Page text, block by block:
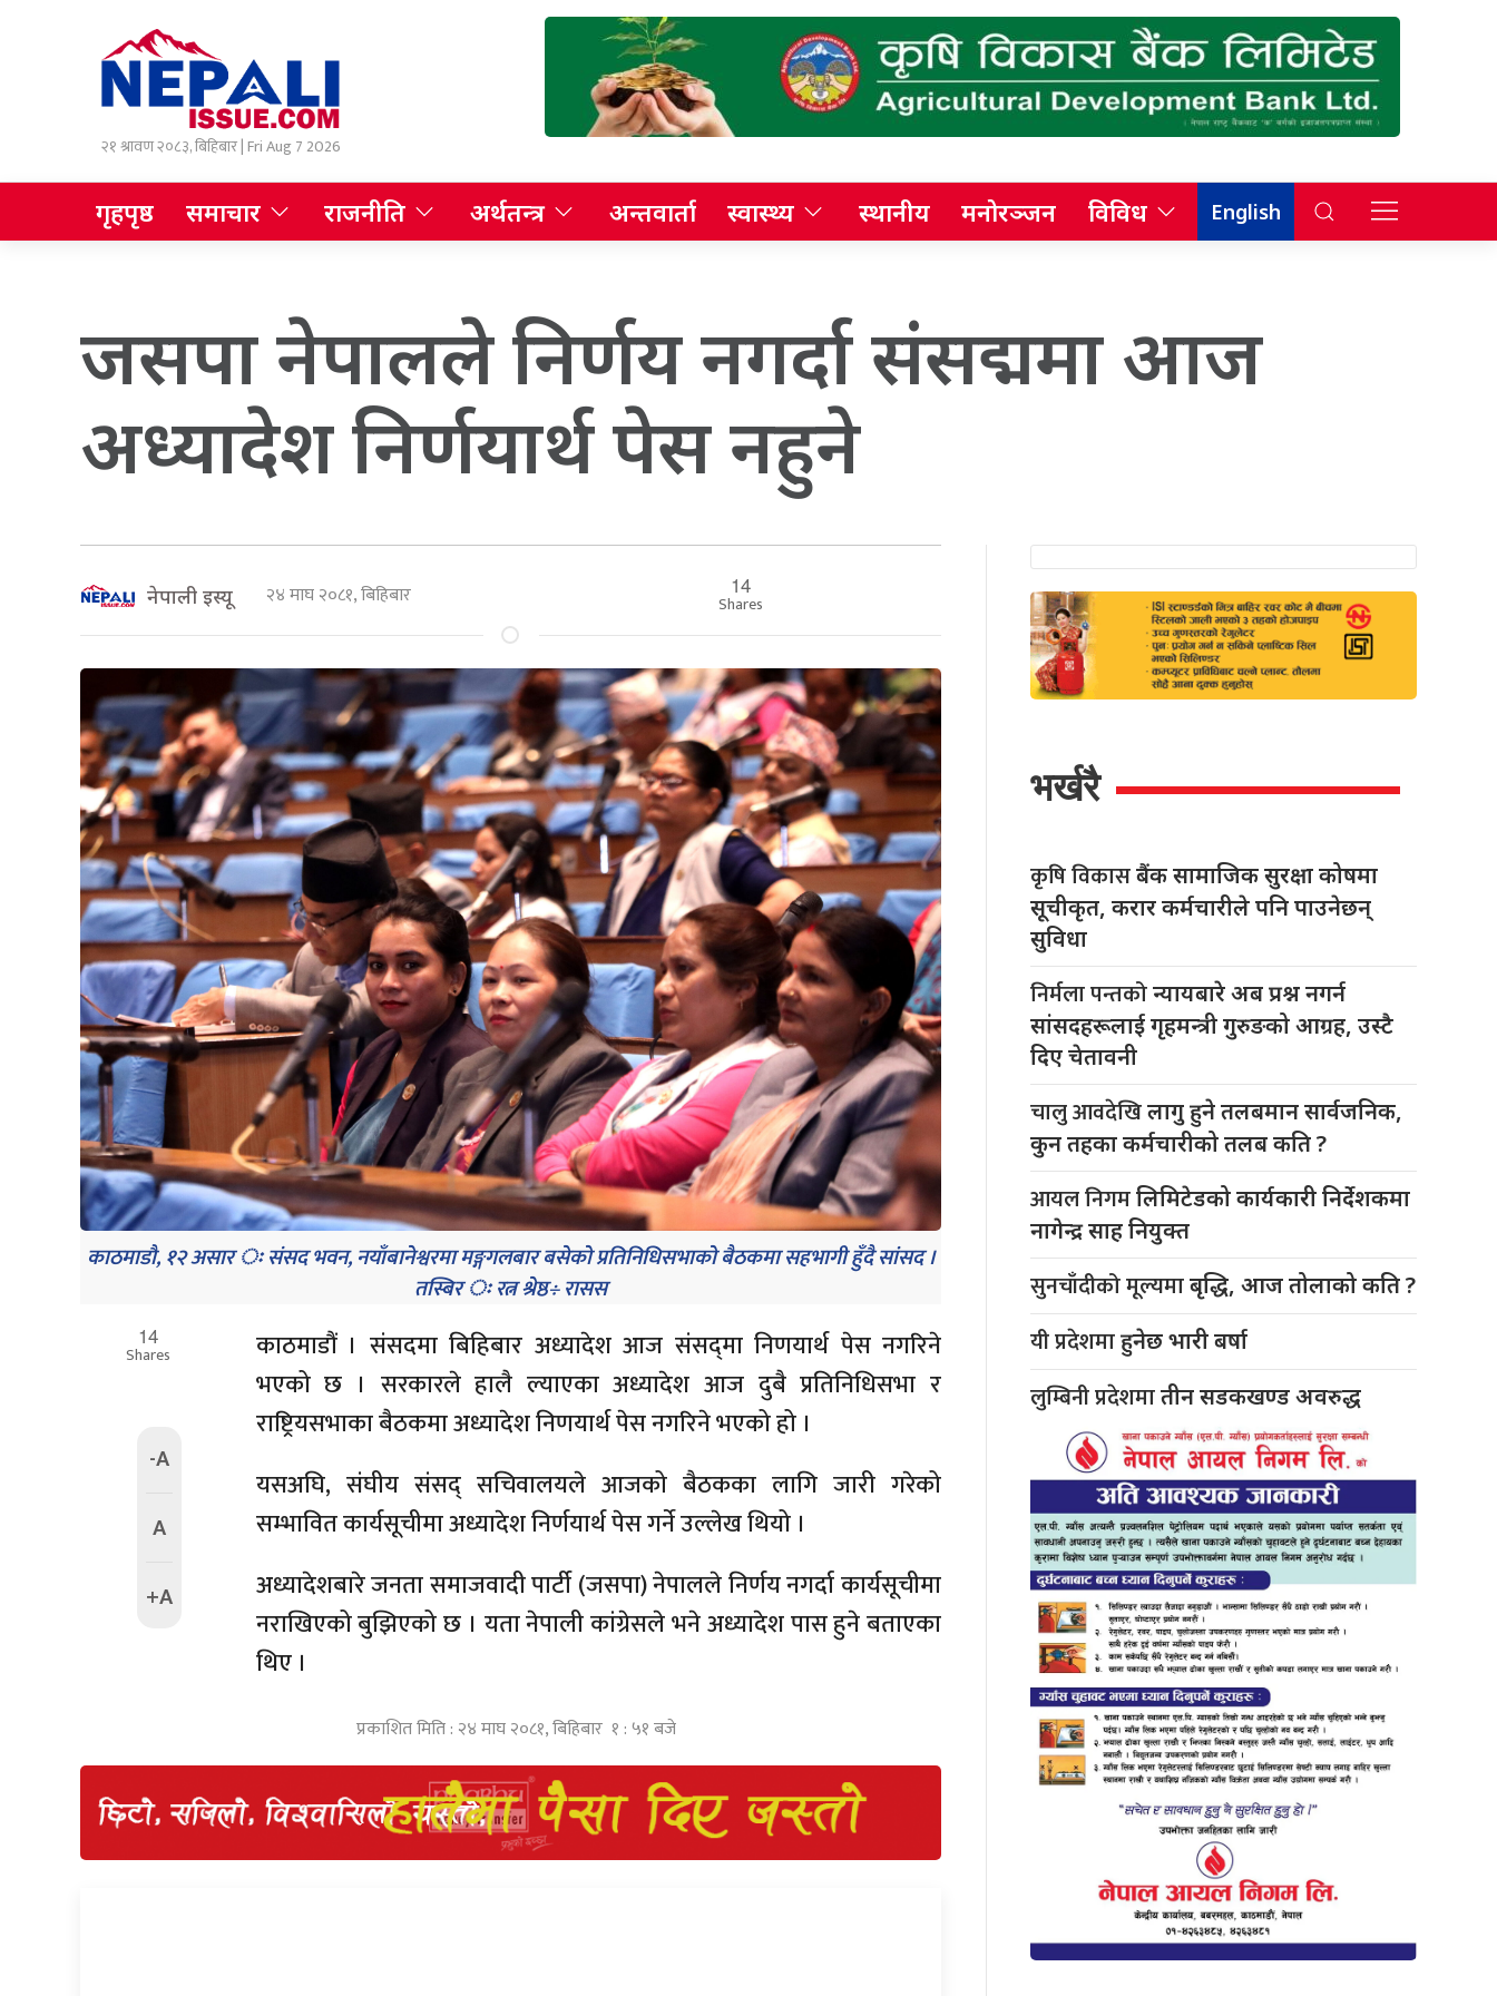
२१ श्रावण २०८३, बिहिबार | Fri Aug 7 2026
गृहपृष्ठ समाचार राजनीति अर्थतन्त्र अन्तवार्ता स्वास्थ्य स्थानीय मनोरञ्जन विविध English
जसपा नेपालले निर्णय नगर्दा संसद्ममा आज
अध्यादेश निर्णयार्थ पेस नहुने
नेपाली इस्यू २४ माघ २०८१, बिहिबार 14
Shares
काठमाडौ, १२ असार ः संसद भवन, नयाँबानेश्वरमा मङ्गगलबार बसेको प्रतिनिधिसभाको बैठकमा सहभागी हुँदै सांसद ।
तस्बिर ः रत्न श्रेष्ठ÷ रासस
14
Shares
-A
A
+A
काठमाडौं । संसदमा बिहिबार अध्यादेश आज संसद्‌मा निणयार्थ पेस नगरिने
भएको छ । सरकारले हालै ल्याएका अध्यादेश आज दुबै प्रतिनिधिसभा र
राष्ट्रियसभाका बैठकमा अध्यादेश निणयार्थ पेस नगरिने भएको हो ।
यसअघि, संघीय संसद् सचिवालयले आजको बैठकका लागि जारी गरेको
सम्भावित कार्यसूचीमा अध्यादेश निर्णयार्थ पेस गर्ने उल्लेख थियो ।
अध्यादेशबारे जनता समाजवादी पार्टी (जसपा) नेपालले निर्णय नगर्दा कार्यसूचीमा
नराखिएको बुझिएको छ । यता नेपाली कांग्रेसले भने अध्यादेश पास हुने बताएका
थिए ।
प्रकाशित मिति : २४ माघ २०८१, बिहिबार १ : ५१ बजे
भर्खरै
कृषि विकासबैंक सामाजिक सुरक्षा कोषमा
सूचीकृत, करार कर्मचारीले पनि पाउनेछन्
सुविधा
निर्मला पन्तकोन्यायबारे अब प्रश्न नगर्न
सांसदहरूलाई गृहमन्त्री गुरुङको आग्रह, उस्टै
दिए चेतावनी
चालु आवदेखिलागु हुने तलबमान सार्वजनिक,
कुन तहका कर्मचारीको तलब कति ?
आयल निगमलिमिटेडको कार्यकारी निर्देशकमा
नागेन्द्र साह नियुक्त
सुनचाँदीको मूल्यमाबृद्धि, आज तोलाको कति ?
यी प्रदेशमाहुनेछ भारी बर्षा
लुम्बिनी प्रदेशमातीन सडकखण्ड अवरुद्ध